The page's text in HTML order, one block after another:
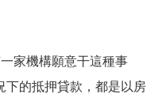
家機構願意干這種事
下的抵押貸款，都是以房